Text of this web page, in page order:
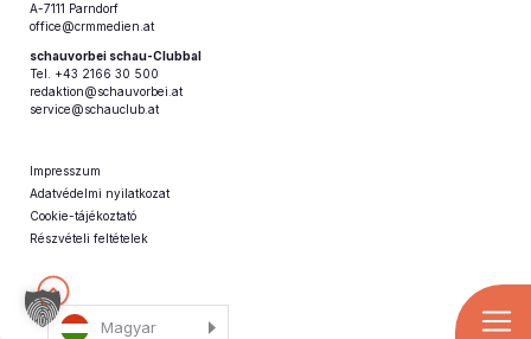
A-7111 Parndorf
office@crmmedien.at
schauvorbei schau-Clubbal
Tel. +43 2166 30 500
redaktion@schauvorbei.at
service@schauclub.at
Impresszum
Adatvédelmi nyilatkozat
Cookie-tájékoztató
Részvételi feltételek
Magyar